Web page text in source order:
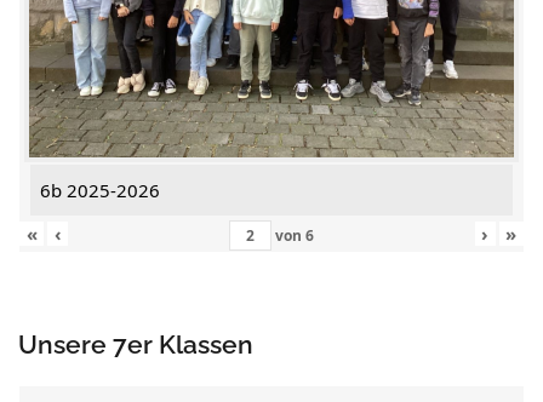
6b 2025-2026
«
‹ von 6 › »
Unsere 7er Klassen